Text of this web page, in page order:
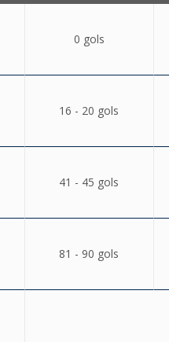
0 gols
16 - 20 gols
41 - 45 gols
81 - 90 gols